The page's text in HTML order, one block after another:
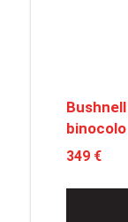
binocolo
349 €